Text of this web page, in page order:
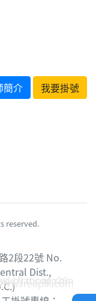
簡介
我要掛號
reserved.
2段22號 No.
Dist.,
by topntp26 -